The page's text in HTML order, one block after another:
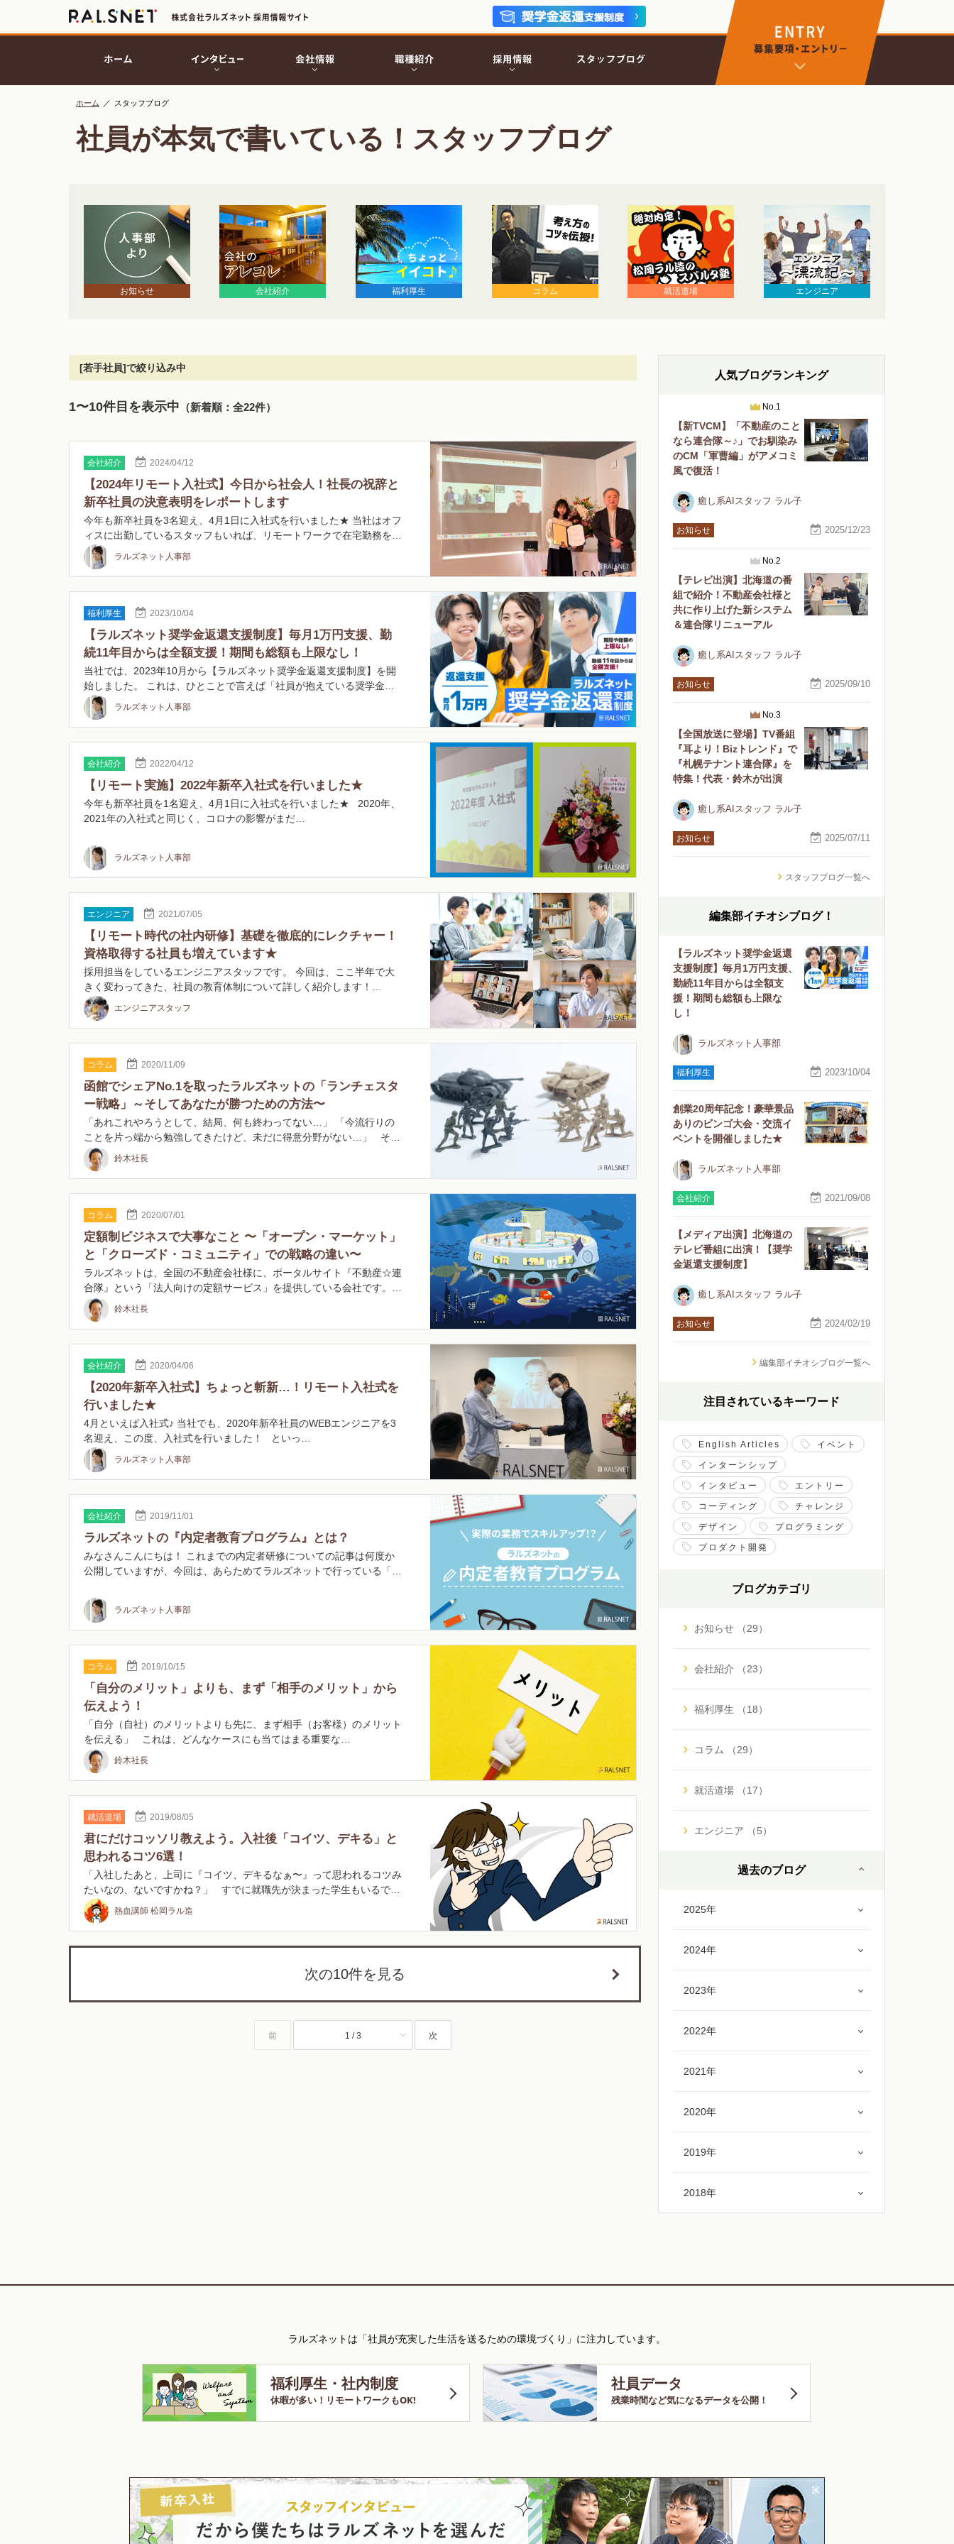
ホーム ／ スタッフブログ
社員が本気で書いている！スタッフブログ
お知らせ 会社紹介 福利厚生 コラム 就活道場 エンジニア
[若手社員]で絞り込み中
1〜10件目を表示中 （新着順：全22件）
会社紹介 2024/04/12
【2024年リモート入社式】今日から社会人！社長の祝辞と
新卒社員の決意表明をレポートします
今年も新卒社員を3名迎え、4月1日に入社式を行いました★ 当社はオフ
ィスに出勤しているスタッフもいれば、リモートワークで在宅勤務を…
ラルズネット人事部
福利厚生 2023/10/04
【ラルズネット奨学金返還支援制度】毎月1万円支援、勤
続11年目からは全額支援！期間も総額も上限なし！
当社では、2023年10月から【ラルズネット奨学金返還支援制度】を開
始しました。 これは、ひとことで言えば「社員が抱えている奨学金…
ラルズネット人事部
会社紹介 2022/04/12
【リモート実施】2022年新卒入社式を行いました★
今年も新卒社員を1名迎え、4月1日に入社式を行いました★ 2020年、
2021年の入社式と同じく、コロナの影響がまだ…
ラルズネット人事部
エンジニア 2021/07/05
【リモート時代の社内研修】基礎を徹底的にレクチャー！
資格取得する社員も増えています★
採用担当をしているエンジニアスタッフです。 今回は、ここ半年で大
きく変わってきた、社員の教育体制について詳しく紹介します！
『Zo…
エンジニアスタッフ
コラム 2020/11/09
函館でシェアNo.1を取ったラルズネットの「ランチェスタ
ー戦略」～そしてあなたが勝つための方法〜
「あれこれやろうとして、結局、何も終わってない…」 「今流行りの
ことを片っ端から勉強してきたけど、未だに得意分野がない…」 そ…
鈴木社長
コラム 2020/07/01
定額制ビジネスで大事なこと 〜「オープン・マーケット」
と「クローズド・コミュニティ」での戦略の違い〜
ラルズネットは、全国の不動産会社様に、ポータルサイト『不動産☆連
合隊』という「法人向けの定額サービス」を提供している会社です。
…
鈴木社長
会社紹介 2020/04/06
【2020年新卒入社式】ちょっと斬新…！リモート入社式を
行いました★
4月といえば入社式♪ 当社でも、2020年新卒社員のWEBエンジニアを3
名迎え、この度、入社式を行いました！ といっ…
ラルズネット人事部
会社紹介 2019/11/01
ラルズネットの『内定者教育プログラム』とは？
みなさんこんにちは！ これまでの内定者研修についての記事は何度か
公開していますが、今回は、あらためてラルズネットで行っている「内
ラルズネット人事部
コラム 2019/10/15
「自分のメリット」よりも、まず「相手のメリット」から
伝えよう！
「自分（自社）のメリットよりも先に、まず相手（お客様）のメリット
を伝える」 これは、どんなケースにも当てはまる重要な…
鈴木社長
就活道場 2019/08/05
君にだけコッソリ教えよう。入社後「コイツ、デキる」と
思われるコツ6選！
「入社したあと、上司に『コイツ、デキるなぁ〜』って思われるコツみ
たいなの、ないですかね？」 すでに就職先が決まった学生もいるで…
熱血講師 松岡ラル造
次の10件を見る
前 1 / 3 次
人気ブログランキング
No.1
【新TVCM】「不動産のこと
なら連合隊～♪」でお馴染み
のCM「軍曹編」がアメコミ
風で復活！
癒し系AIスタッフ ラル子
お知らせ 2025/12/23
No.2
【テレビ出演】北海道の番
組で紹介！不動産会社様と
共に作り上げた新システム
＆連合隊リニューアル
癒し系AIスタッフ ラル子
お知らせ 2025/09/10
No.3
【全国放送に登場】TV番組
『耳より！Bizトレンド』で
『札幌テナント連合隊』を
特集！代表・鈴木が出演
癒し系AIスタッフ ラル子
お知らせ 2025/07/11
スタッフブログ一覧へ
編集部イチオシブログ！
【ラルズネット奨学金返還
支援制度】毎月1万円支援、
勤続11年目からは全額支
援！期間も総額も上限な
し！
ラルズネット人事部
福利厚生 2023/10/04
創業20周年記念！豪華景品
ありのビンゴ大会・交流イ
ベントを開催しました★
ラルズネット人事部
会社紹介 2021/09/08
【メディア出演】北海道の
テレビ番組に出演！【奨学
金返還支援制度】
癒し系AIスタッフ ラル子
お知らせ 2024/02/19
編集部イチオシブログ一覧へ
注目されているキーワード
English Articles イベント
インターンシップ
インタビュー エントリー
コーディング チャレンジ
デザイン プログラミング
プロダクト開発
ブログカテゴリ
お知らせ （29）
会社紹介 （23）
福利厚生 （18）
コラム （29）
就活道場 （17）
エンジニア （5）
過去のブログ
2025年
2024年
2023年
2022年
2021年
2020年
2019年
2018年
ラルズネットは「社員が充実した生活を送るための環境づくり」に注力しています。
福利厚生・社内制度
休暇が多い！リモートワークもOK!
社員データ
残業時間など気になるデータを公開！